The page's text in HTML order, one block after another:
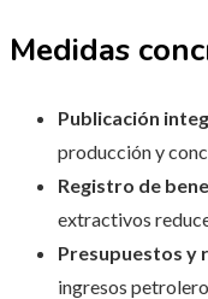
Medidas
Publicación
producción y
Registro de
extractivos
Presupuestos y
ingresos